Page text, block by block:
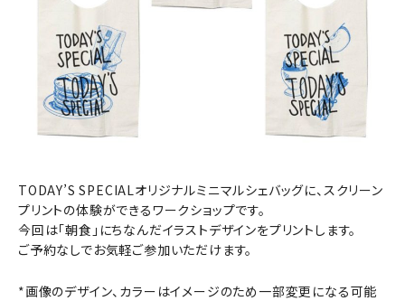
TODAY’S SPECIALオリジナルミニマルシェバッグに、スクリーン
プリントの体験ができるワークショップです。
今回は「朝食」にちなんだイラストデザインをプリントします。
ご予約なしでお気軽ご参加いただけます。
*画像のデザイン、カラーはイメージのため一部変更になる可能